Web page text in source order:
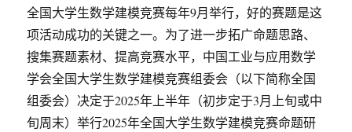
学
建
模
师
资
培
训
班
全国大学生数学建模竞赛每年9月举行，好的赛题是这
项活动成功的关键之一。为了进一步拓广命题思路、
搜集赛题素材、提高竞赛水平，中国工业与应用数学
学会全国大学生数学建模竞赛组委会（以下简称全国
组委会）决定于2025年上半年（初步定于3月上旬或中
旬周末）举行2025年全国大学生数学建模竞赛命题研